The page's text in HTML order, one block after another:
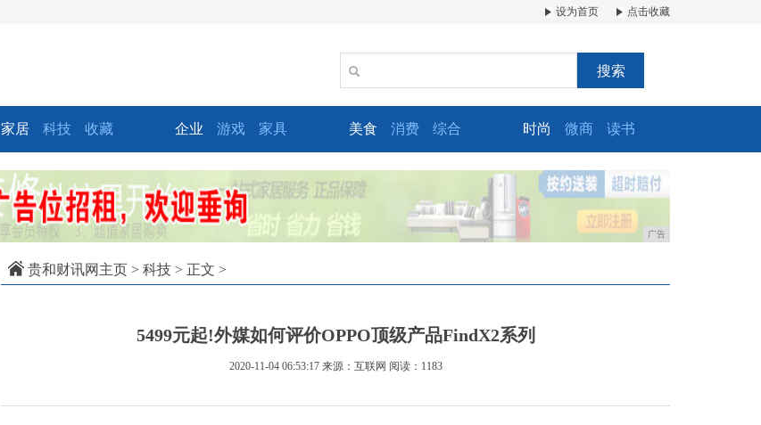
设为首页 点击收藏
搜索
家居 科技 收藏 企业 游戏 家具 美食 消费 综合 时尚 微商 读书
广告
贵和财讯网主页 > 科技 > 正文 >
5499元起!外媒如何评价OPPO顶级产品FindX2系列
2020-11-04 06:53:17 来源：互联网 阅读：1183